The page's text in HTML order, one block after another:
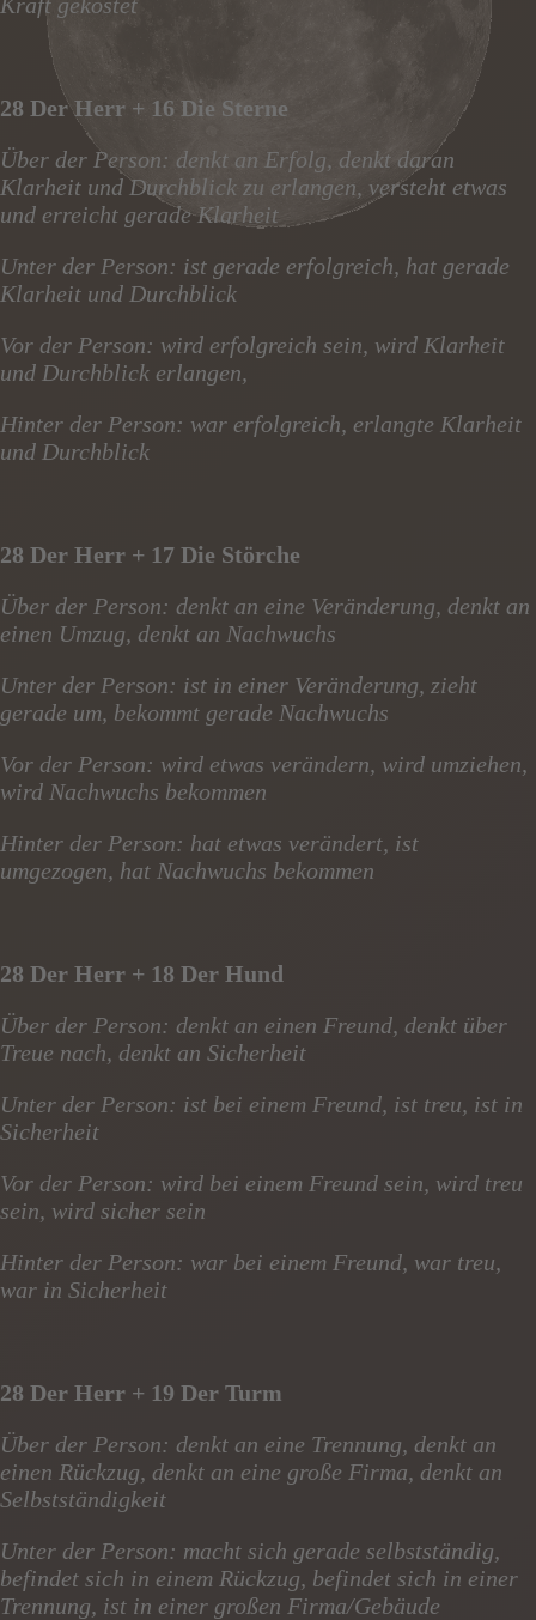
28 Der Herr + 16 Die Sterne
Über der Person: denkt an Erfolg, denkt daran
Klarheit und Durchblick zu erlangen, versteht etwas
und erreicht gerade Klarheit
Unter der Person: ist gerade erfolgreich, hat gerade
Klarheit und Durchblick
Vor der Person: wird erfolgreich sein, wird Klarheit
und Durchblick erlangen,
Hinter der Person: war erfolgreich, erlangte Klarheit
und Durchblick
28 Der Herr + 17 Die Störche
Über der Person: denkt an eine Veränderung, denkt an
einen Umzug, denkt an Nachwuchs
Unter der Person: ist in einer Veränderung, zieht
gerade um, bekommt gerade Nachwuchs
Vor der Person: wird etwas verändern, wird umziehen,
wird Nachwuchs bekommen
Hinter der Person: hat etwas verändert, ist
umgezogen, hat Nachwuchs bekommen
28 Der Herr + 18 Der Hund
Über der Person: denkt an einen Freund, denkt über
Treue nach, denkt an Sicherheit
Unter der Person: ist bei einem Freund, ist treu, ist in
Sicherheit
Vor der Person: wird bei einem Freund sein, wird treu
sein, wird sicher sein
Hinter der Person: war bei einem Freund, war treu,
war in Sicherheit
28 Der Herr + 19 Der Turm
Über der Person: denkt an eine Trennung, denkt an
einen Rückzug, denkt an eine große Firma, denkt an
Selbstständigkeit
Unter der Person: macht sich gerade selbstständig,
befindet sich in einem Rückzug, befindet sich in einer
Trennung, ist in einer großen Firma/Gebäude